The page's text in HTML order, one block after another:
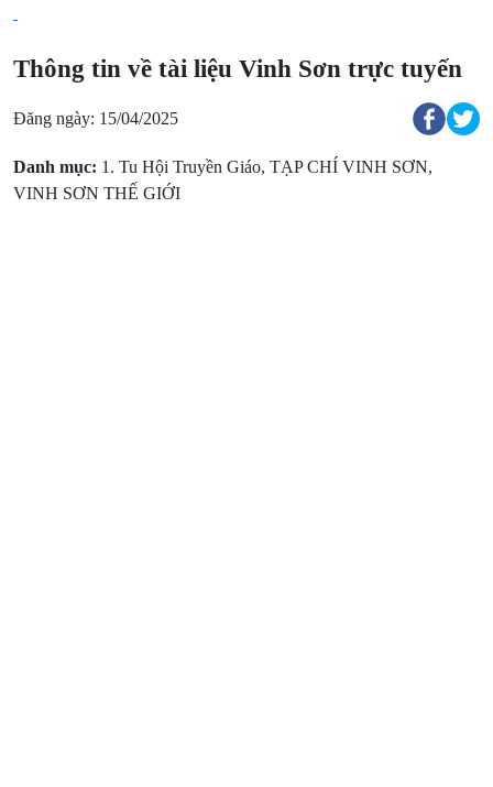
Thông tin về tài liệu Vinh Sơn trực tuyến
Đăng ngày: 15/04/2025
Danh mục: 1. Tu Hội Truyền Giáo, TẠP CHÍ VINH SƠN,
VINH SƠN THẾ GIỚI